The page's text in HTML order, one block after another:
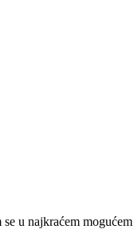
u najkraćem